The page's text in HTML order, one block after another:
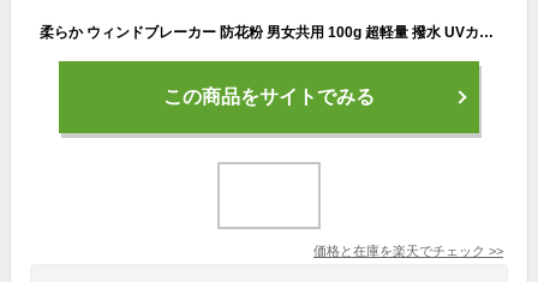
柔らか ウィンドブレーカー 防花粉 男女共用 100g 超軽量 撥水 UVカット S-XL薄手 速乾 防風 通気 フード付き ポーチつき アウトドアウェア ウインドブレーカー アウター ジャンパー ウォーキング ランニング 登山 釣り 旅行 ジョギング 仕事 Mt.happy/マウントハッピー
この商品をサイトでみる
価格と在庫を楽天でチェック >>